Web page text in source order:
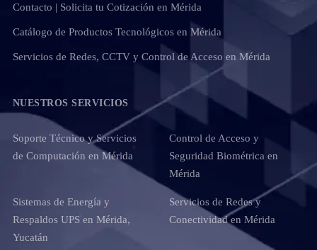
Contacto | Solicita tu Cotización en Mérida
Catálogo de Productos Tecnológicos en Mérida
Servicios de Redes, CCTV y Control de Acceso en Mérida
NUESTROS SERVICIOS
Soporte Técnico y Servicios
de Computación en Mérida
Control de Acceso y
Seguridad Biométrica en
Mérida
Sistemas de Energía y
Respaldos UPS en Mérida,
Yucatán
Servicios de Redes y
Conectividad en Mérida